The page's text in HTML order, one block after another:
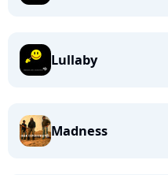
Lullaby
Madness